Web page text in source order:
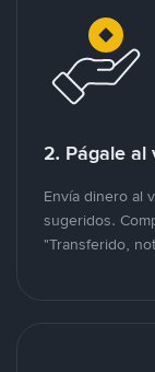
2. Págale al
Envía dinero al
sugeridos.
"Transferido,